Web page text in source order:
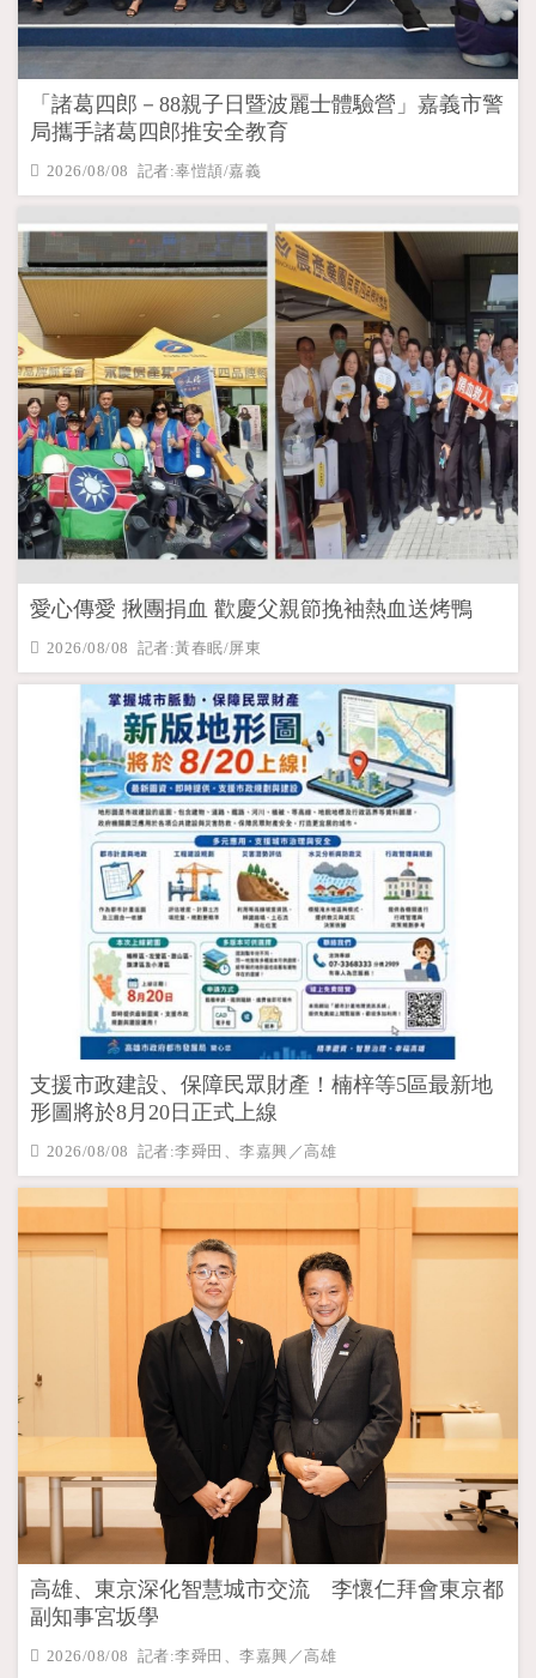
「諸葛四郎－88親子日暨波麗士體驗營」嘉義市警
局攜手諸葛四郎推安全教育
2026/08/08 記者:辜愷頡/嘉義
愛心傳愛 揪團捐血 歡慶父親節挽袖熱血送烤鴨
2026/08/08 記者:黃春眠/屏東
支援市政建設、保障民眾財產！楠梓等5區最新地
形圖將於8月20日正式上線
2026/08/08 記者:李舜田、李嘉興／高雄
高雄、東京深化智慧城市交流 李懷仁拜會東京都
副知事宮坂學
2026/08/08 記者:李舜田、李嘉興／高雄